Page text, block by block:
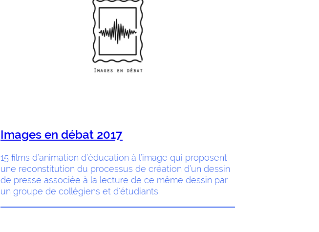
Images en débat 2017
15 films d’animation d’éducation à l’image qui proposent
une reconstitution du processus de création d’un dessin
de presse associée à la lecture de ce même dessin par
un groupe de collégiens et d'étudiants.